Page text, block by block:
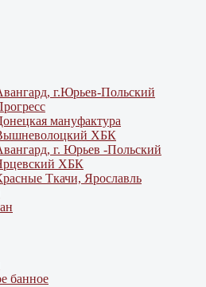
г.Юрьев-Польский
мануфактура
ХБК
г. Юрьев -Польский
ХБК
Ткачи, Ярославль
банное